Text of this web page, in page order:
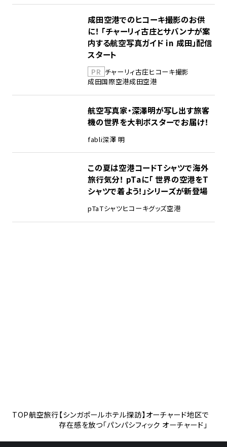
成田空港でのヒコーキ撮影のお供
に！ 「チャーリィ古庄とサバンナが案
内する航空写真ガイド in 成田」配信
スタート
PR チャーリィ古庄ヒコーキ撮影
成田国際空港成田空港
航空写真家・深澤明が写し出す旅客
機の世界を大判ポスターでお届け！
fabli深澤 明
この夏は空港コードTシャツで海外
旅行気分！ pTaに「 世界の空港をT
シャツで着よう！」シリーズが新登場
pTaTシャツヒコーキグッズ空港
TOP航空旅行【シンガポールホテル探訪】オーチャード地区で
存在感を放つ「パンパシフィック オーチャード」